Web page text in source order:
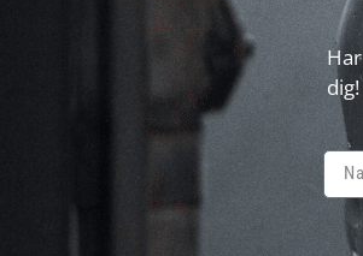
499,00 kr. mere for gratis fragt
Gå til betaling